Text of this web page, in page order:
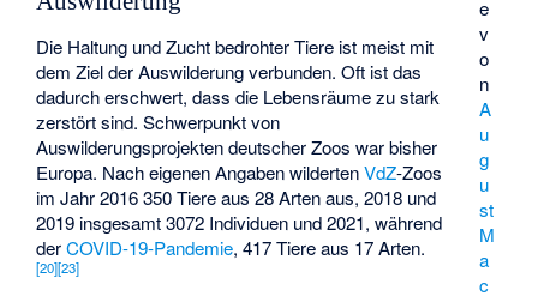
e
v
o
n
A
u
g
u
st
M
a
c
Die Haltung und Zucht bedrohter Tiere ist meist mit
dem Ziel der Auswilderung verbunden. Oft ist das
dadurch erschwert, dass die Lebensräume zu stark
zerstört sind. Schwerpunkt von
Auswilderungsprojekten deutscher Zoos war bisher
Europa. Nach eigenen Angaben wildertenVdZ-Zoos
im Jahr 2016 350 Tiere aus 28 Arten aus, 2018 und
2019 insgesamt 3072 Individuen und 2021, während
derCOVID-19-Pandemie, 417 Tiere aus 17 Arten.
[20][23]